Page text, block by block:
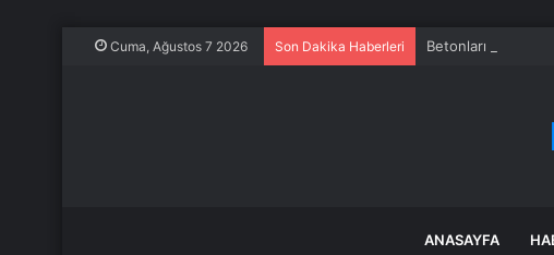
Cuma, Ağustos 7 2026 Son Dakika Haberleri Betonları tek tek
ANASAYFA